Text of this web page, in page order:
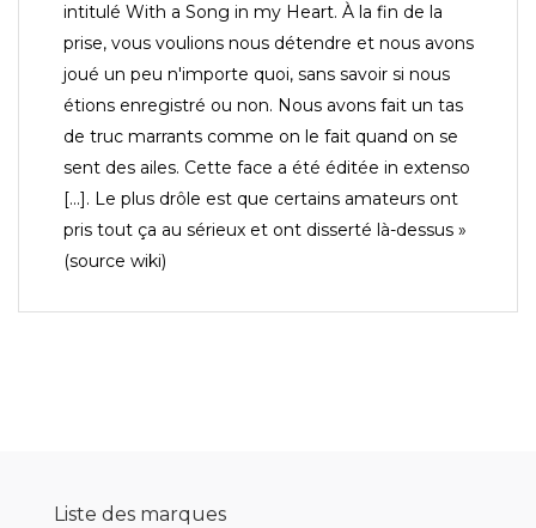
intitulé With a Song in my Heart. À la fin de la
prise, vous voulions nous détendre et nous avons
joué un peu n'importe quoi, sans savoir si nous
étions enregistré ou non. Nous avons fait un tas
de truc marrants comme on le fait quand on se
sent des ailes. Cette face a été éditée in extenso
[...]. Le plus drôle est que certains amateurs ont
pris tout ça au sérieux et ont disserté là-dessus »
(source wiki)
Liste des marques